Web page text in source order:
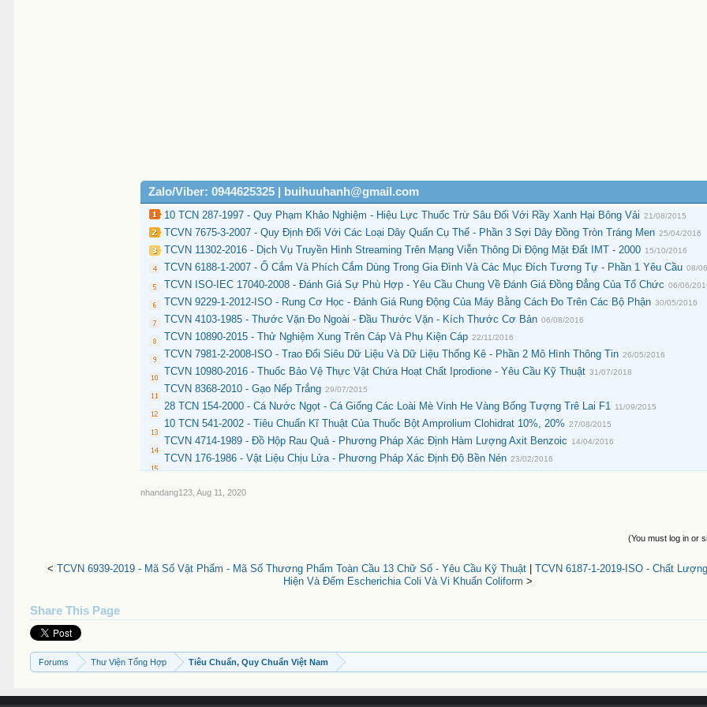
Zalo/Viber: 0944625325 | buihuuhanh@gmail.com
10 TCN 287-1997 - Quy Phạm Khảo Nghiệm - Hiệu Lực Thuốc Trừ Sâu Đối Với Rầy Xanh Hại Bông Vải 21/08/2015
TCVN 7675-3-2007 - Quy Định Đối Với Các Loại Dây Quấn Cụ Thể - Phần 3 Sợi Dây Đồng Tròn Tráng Men 25/04/2016
TCVN 11302-2016 - Dịch Vụ Truyền Hình Streaming Trên Mạng Viễn Thông Di Động Mặt Đất IMT - 2000 15/10/2016
TCVN 6188-1-2007 - Ổ Cắm Và Phích Cắm Dùng Trong Gia Đình Và Các Mục Đích Tương Tự - Phần 1 Yêu Cầu 08/
TCVN ISO-IEC 17040-2008 - Đánh Giá Sự Phù Hợp - Yêu Cầu Chung Về Đánh Giá Đồng Đẳng Của Tổ Chức 06/06/
TCVN 9229-1-2012-ISO - Rung Cơ Học - Đánh Giá Rung Động Của Máy Bằng Cách Đo Trên Các Bộ Phận 30/05/2016
TCVN 4103-1985 - Thước Vặn Đo Ngoài - Đầu Thước Vặn - Kích Thước Cơ Bản 06/08/2016
TCVN 10890-2015 - Thử Nghiệm Xung Trên Cáp Và Phụ Kiện Cáp 22/11/2016
TCVN 7981-2-2008-ISO - Trao Đổi Siêu Dữ Liệu Và Dữ Liệu Thống Kê - Phần 2 Mô Hình Thông Tin 26/05/2016
TCVN 10980-2016 - Thuốc Bảo Vệ Thực Vật Chứa Hoạt Chất Iprodione - Yêu Cầu Kỹ Thuật 31/07/2018
TCVN 8368-2010 - Gạo Nếp Trắng 29/07/2015
28 TCN 154-2000 - Cá Nước Ngọt - Cá Giống Các Loài Mè Vinh He Vàng Bống Tượng Trê Lai F1 11/09/2015
10 TCN 541-2002 - Tiêu Chuẩn Kĩ Thuật Của Thuốc Bột Amprolium Clohidrat 10%, 20% 27/08/2015
TCVN 4714-1989 - Đồ Hộp Rau Quả - Phương Pháp Xác Định Hàm Lượng Axit Benzoic 14/04/2016
TCVN 176-1986 - Vật Liệu Chịu Lửa - Phương Pháp Xác Định Độ Bền Nén 23/02/2016
nhandang123 Aug 11, 2020
(You must log in or
< TCVN 6939-2019 - Mã Số Vật Phẩm - Mã Số Thương Phẩm Toàn Cầu 13 Chữ Số - Yêu Cầu Kỹ Thuật
TCVN 6187-1-2019-ISO - Chất
Hiện Và Đếm Escherichia Coli Và Vi Khuẩn Coliform >
Share This Page
Forums Thư Viện Tổng Hợp Tiêu Chuẩn, Quy Chuẩn Việt Nam